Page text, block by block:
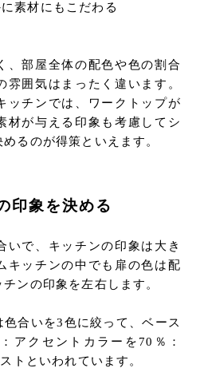
素材にもこだわる
、部屋全体の配色や色の割合
雰囲気はまったく違います。
ッチンでは、ワークトップが
材が与える印象も考慮してシ
るのが得策といえます。
印象を決める
いで、キッチンの印象は大き
キッチンの中でも扉の色は配
ンの印象を左右します。
合いを3色に絞って、ベース
アクセントカラーを70％：
トといわれています。